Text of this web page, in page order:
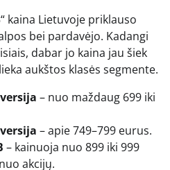
kaina Lietuvoje priklauso
bei pardavėjo. Kadangi
dabar jo kaina jau šiek
aukštos klasės segmente.
– nuo maždaug 699 iki
– apie 749–799 eurus.
– kainuoja nuo 899 iki 999
akcijų.